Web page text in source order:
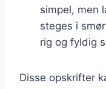
simpel, men
steges i
rig og fyldig
Disse opskrifter